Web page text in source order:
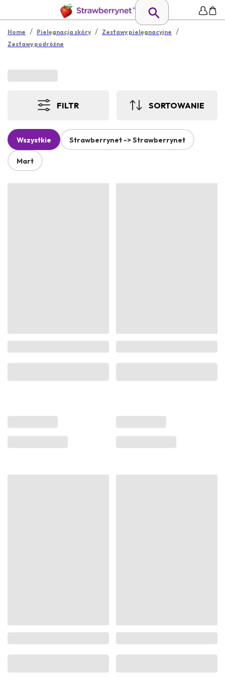
Home / Pielęgnacja skóry / Zestawy pielęgnacyjne /
Zestawy podróżne
FILTR SORTOWANIE
Wszystkie Strawberrynet -> Strawberrynet
Mart